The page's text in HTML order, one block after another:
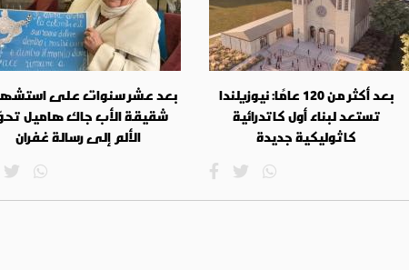
بعد أكثر من 120 عامًا: نيوزيلندا
تستعد لبناء أول كاتدرائية
كاثوليكية جديدة
بعد عشر سنوات على
شقيقة الأب جاك هاميل
الألم إلى رسالة غفران